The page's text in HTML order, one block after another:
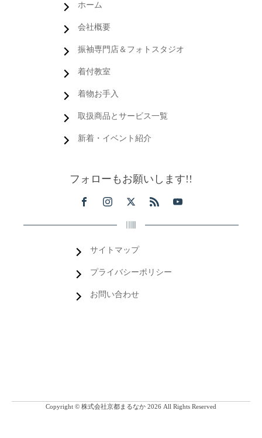
ホーム
会社概要
振袖専門店＆フォトスタジオ
着付教室
着物お手入
取扱商品とサービス一覧
新着・イベント紹介
フォローもお願いします!!
サイトマップ
プライバシーポリシー
お問い合わせ
Copyright © 株式会社京都まるなか 2026 All Rights Reserved